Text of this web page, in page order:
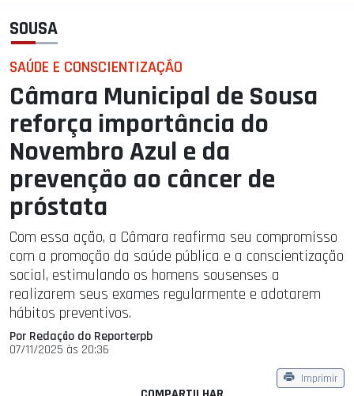
SOUSA
SAÚDE E CONSCIENTIZAÇÃO
Câmara Municipal de Sousa
reforça importância do
Novembro Azul e da
prevenção ao câncer de
próstata
Com essa ação, a Câmara reafirma seu compromisso
com a promoção da saúde pública e a conscientização
social, estimulando os homens sousenses a
realizarem seus exames regularmente e adotarem
hábitos preventivos.
Por Redação do Reporterpb
07/11/2025 às 20:36
Imprimir